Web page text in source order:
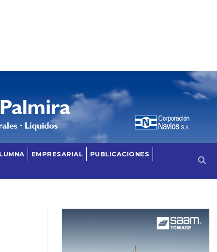
EMPRESARIAL PUBLICACIONES